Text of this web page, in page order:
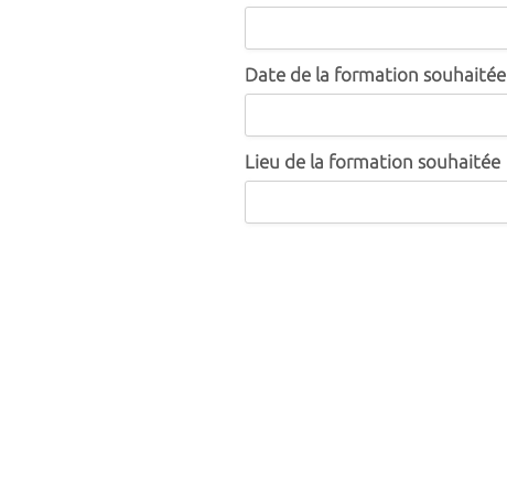
Date de la formation souhaitée
Lieu de la formation souhaitée